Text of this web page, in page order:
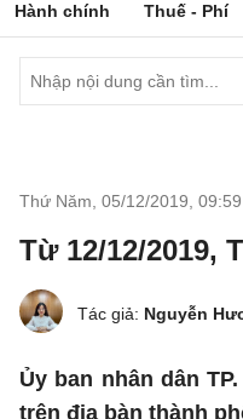
Hành chính Thuế - Phí
Thứ Năm, 05/12/2019 09:59
Từ 12/12/2019,
Tác giả: Nguyễn
Ủy ban nhân dân
trên địa bàn thành